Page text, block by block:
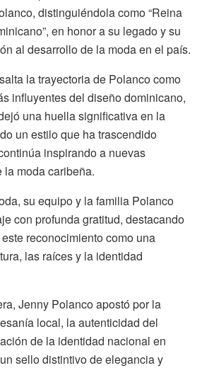
distinguiéndola como “Reina
en honor a su legado y su
al desarrollo de la moda en el país.
la trayectoria de Polanco como
influyentes del diseño dominicano,
una huella significativa en la
un estilo que ha trascendido
inspirando a nuevas
la moda caribeña.
su equipo y la familia Polanco
con profunda gratitud, destacando
reconocimiento como una
las raíces y la identidad
Jenny Polanco apostó por la
local, la autenticidad del
de la identidad nacional en
sello distintivo de elegancia y